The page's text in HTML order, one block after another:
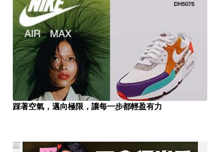
踩著空氣，邁向極限，讓每一步都輕盈有力
PR